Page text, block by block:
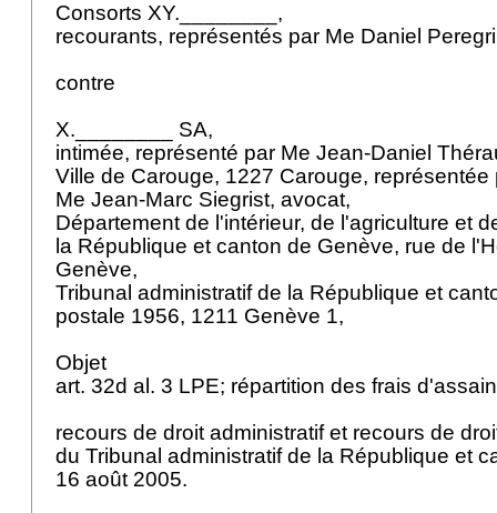
Consorts XY.________,
recourants, représentés par Me Daniel
contre
X.________ SA,
intimée, représenté par Me Jean-Daniel
Ville de Carouge, 1227 Carouge,
Me Jean-Marc Siegrist, avocat,
Département de l'intérieur, de l'agriculture et
la République et canton de Genève, rue de
Genève,
Tribunal administratif de la République et
postale 1956, 1211 Genève 1,
Objet
art. 32d al. 3 LPE; répartition des frais
recours de droit administratif et recours de
du Tribunal administratif de la République et
16 août 2005.